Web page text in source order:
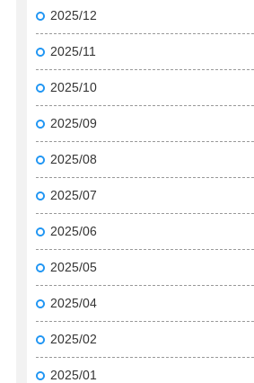
2025/12
2025/11
2025/10
2025/09
2025/08
2025/07
2025/06
2025/05
2025/04
2025/02
2025/01